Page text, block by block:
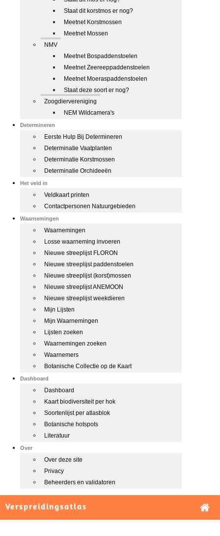
Staat dit korstmos er nog?
Meetnet Korstmossen
Meetnet Mossen
NMV
Meetnet Bospaddenstoelen
Meetnet Zeereeppaddenstoelen
Meetnet Moeraspaddenstoelen
Staat deze soort er nog?
Zoogdiervereniging
NEM Wildcamera's
Determineren
Eerste Hulp Bij Determineren
Determinatie Vaatplanten
Determinatie Korstmossen
Determinatie Orchideeën
Het veld in
Veldkaart printen
Contactpersonen Natuurgebieden
Waarnemingen
Waarnemingen
Losse waarneming invoeren
Nieuwe streeplijst FLORON
Nieuwe streeplijst paddenstoelen
Nieuwe streeplijst (korst)mossen
Nieuwe streeplijst ANEMOON
Nieuwe streeplijst weekdieren
Mijn Lijsten
Mijn Waarnemingen
Lijsten zoeken
Waarnemingen zoeken
Waarnemers
Botanische Collectie op de Kaart
Dashboard
Dashboard
Kaart biodiversiteit per hok
Soortenlijst per atlasblok
Botanische hotspots
Literatuur
Over
Over deze site
Privacy
Beheerders en validatoren
Verspreidingsatlas